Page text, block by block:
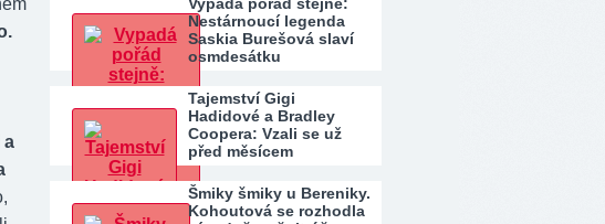
a
Nestárnoucí legenda
Saskia Burešová slaví
osmdesátku
Tajemství Gigi
Hadidové a Bradley
Coopera: Vzali se už
před měsícem
Šmiky šmiky u Bereniky.
Kohoutová se rozhodla